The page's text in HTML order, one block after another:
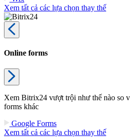
Xem tất cả các lựa chọn thay thế
Online forms
Xem Bitrix24 vượt trội như thế nào so
forms khác
Google Forms
Xem tất cả các lựa chọn thay thế